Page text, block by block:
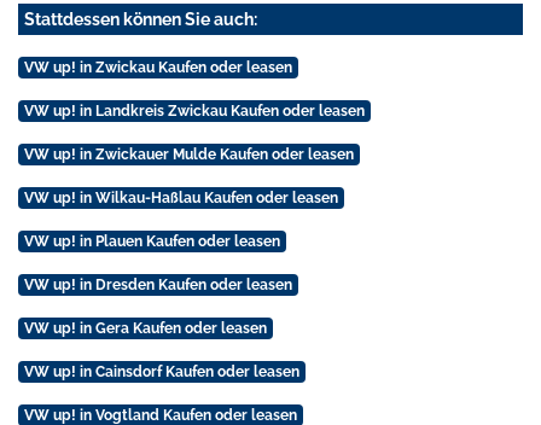
Stattdessen können Sie auch:
VW up! in Zwickau Kaufen oder leasen
VW up! in Landkreis Zwickau Kaufen oder leasen
VW up! in Zwickauer Mulde Kaufen oder leasen
VW up! in Wilkau-Haßlau Kaufen oder leasen
VW up! in Plauen Kaufen oder leasen
VW up! in Dresden Kaufen oder leasen
VW up! in Gera Kaufen oder leasen
VW up! in Cainsdorf Kaufen oder leasen
VW up! in Vogtland Kaufen oder leasen